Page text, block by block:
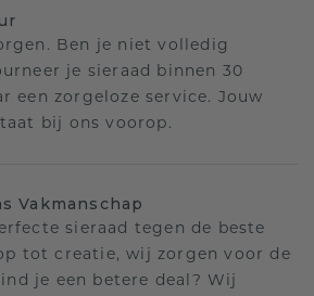
Ben je niet volledig
je sieraad binnen 30
een zorgeloze service. Jouw
bij ons voorop.
Vakmanschap
sieraad tegen de beste
tot creatie, wij zorgen voor de
je een betere deal? Wij